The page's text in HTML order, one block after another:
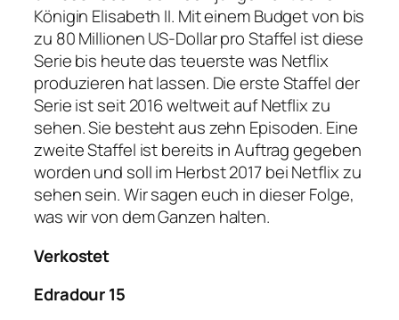
Königin Elisabeth II. Mit einem Budget von bis
zu 80 Millionen US-Dollar pro Staffel ist diese
Serie bis heute das teuerste was Netflix
produzieren hat lassen. Die erste Staffel der
Serie ist seit 2016 weltweit auf Netflix zu
sehen. Sie besteht aus zehn Episoden. Eine
zweite Staffel ist bereits in Auftrag gegeben
worden und soll im Herbst 2017 bei Netflix zu
sehen sein. Wir sagen euch in dieser Folge,
was wir von dem Ganzen halten.
Verkostet
Edradour 15